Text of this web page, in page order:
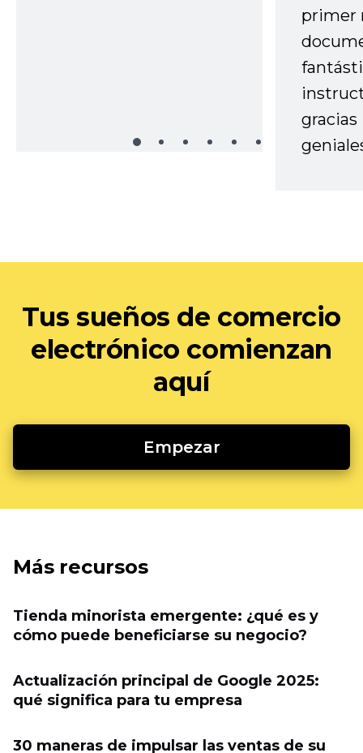
primer
gracias
Tus sueños de comercio
electrónico comienzan
aquí
Empezar
Más recursos
Tienda minorista emergente: ¿qué es y
cómo puede beneficiarse su negocio?
Actualización principal de Google 2025:
qué significa para tu empresa
30 maneras de impulsar las ventas de su